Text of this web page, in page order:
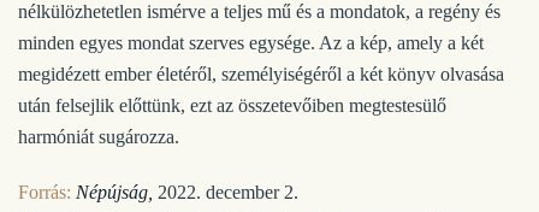
nélkülözhetetlen ismérve a teljes mű és a mondatok, a regény és
minden egyes mondat szerves egysége. Az a kép, amely a két
megidézett ember életéről, személyiségéről a két könyv olvasása
után felsejlik előttünk, ezt az összetevőiben megtestesülő
harmóniát sugározza.
Forrás: Népújság, 2022. december 2.